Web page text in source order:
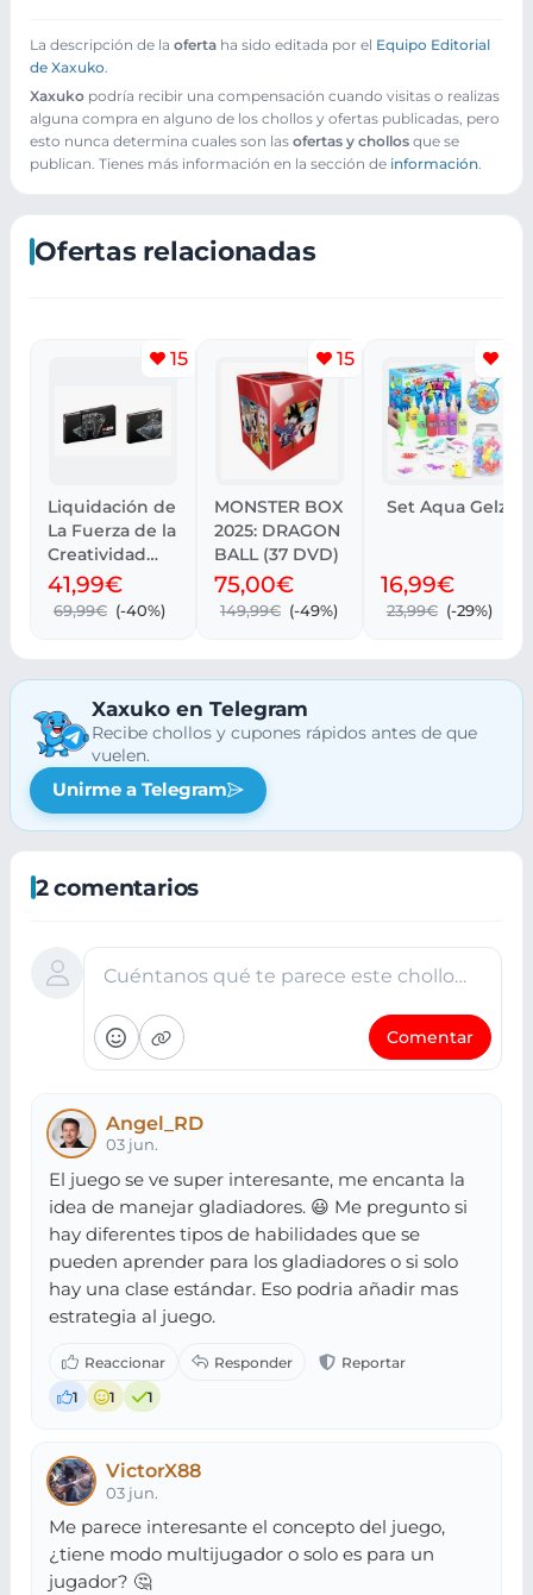
La descripción de la oferta ha sido editada por el Equipo Editorial
de Xaxuko.
Xaxuko podría recibir una compensación cuando visitas o realizas
alguna compra en alguno de los chollos y ofertas publicadas, pero
esto nunca determina cuales son las ofertas y chollos que se
publican. Tienes más información en la sección de información.
Ofertas relacionadas
15
Liquidación de
La Fuerza de la
Creatividad
(edición
estándar)
41,99€
69,99€ (-40%)
15
MONSTER BOX
2025: DRAGON
BALL (37 DVD)
75,00€
149,99€ (-49%)
Set Aqua Gelz
16,99€
23,99€ (-29%)
Xaxuko en Telegram
Recibe chollos y cupones rápidos antes de que
vuelen.
Unirme a Telegram
2 comentarios
Cuéntanos qué te parece este chollo…
Comentar
Angel_RD
03 jun.
El juego se ve super interesante, me encanta la
idea de manejar gladiadores. 😃 Me pregunto si
hay diferentes tipos de habilidades que se
pueden aprender para los gladiadores o si solo
hay una clase estándar. Eso podria añadir mas
estrategia al juego.
1 1 1
VictorX88
03 jun.
Me parece interesante el concepto del juego,
¿tiene modo multijugador o solo es para un
jugador? 🤔